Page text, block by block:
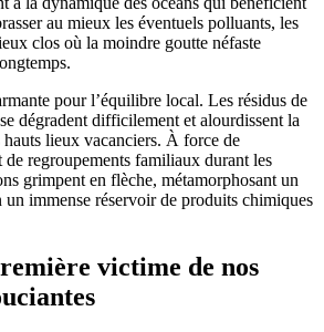
au mieux les éventuels polluants, les
clos où la moindre goutte néfaste
pour l’équilibre local. Les résidus de
dégradent difficilement et alourdissent la
hauts lieux vacanciers. À force de
regroupements familiaux durant les
grimpent en flèche, métamorphosant un
un immense réservoir de produits chimiques
victime de nos